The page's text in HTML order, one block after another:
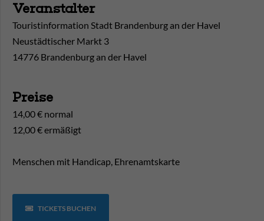
Veranstalter
Touristinformation Stadt Brandenburg an der Havel
Neustädtischer Markt 3
14776 Brandenburg an der Havel
Preise
14,00 € normal
12,00 € ermäßigt
Menschen mit Handicap, Ehrenamtskarte
TICKETS BUCHEN